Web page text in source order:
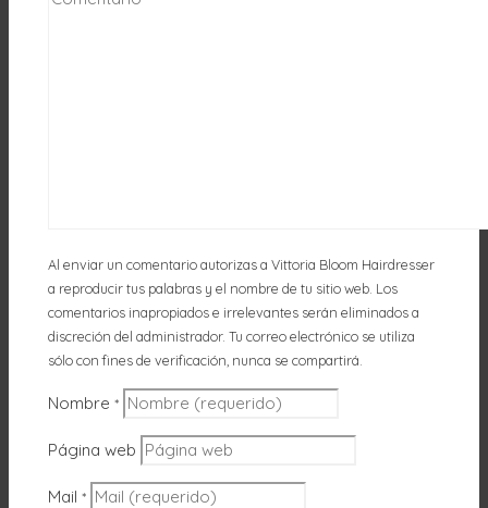
Al enviar un comentario autorizas a Vittoria Bloom Hairdresser
a reproducir tus palabras y el nombre de tu sitio web. Los
comentarios inapropiados e irrelevantes serán eliminados a
discreción del administrador. Tu correo electrónico se utiliza
sólo con fines de verificación, nunca se compartirá.
Nombre *
Página web
Mail *